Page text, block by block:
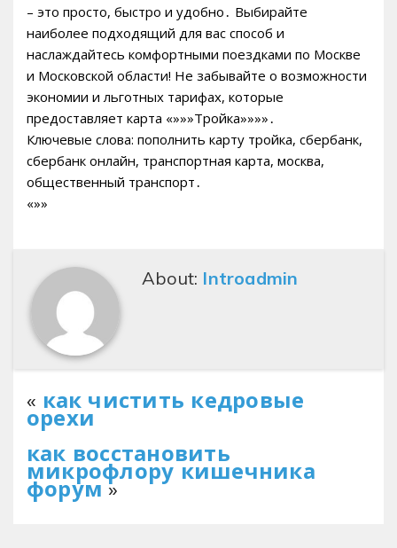
– это просто, быстро и удобно․ Выбирайте
наиболее подходящий для вас способ и
наслаждайтесь комфортными поездками по Москве
и Московской области! Не забывайте о возможности
экономии и льготных тарифах, которые
предоставляет карта «»»»Тройка»»»»․
Ключевые слова: пополнить карту тройка, сбербанк,
сбербанк онлайн, транспортная карта, москва,
общественный транспорт․
«»»
About: Introadmin
« как чистить кедровые
орехи
как восстановить
микрофлору кишечника
форум »